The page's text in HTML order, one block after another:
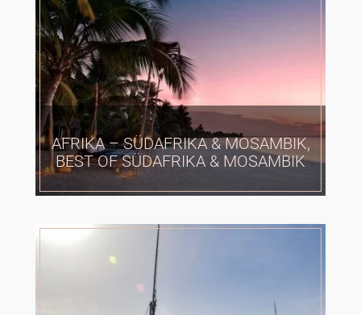
AFRIKA – SÜDAFRIKA & MOSAMBIK,
BEST OF SÜDAFRIKA & MOSAMBIK